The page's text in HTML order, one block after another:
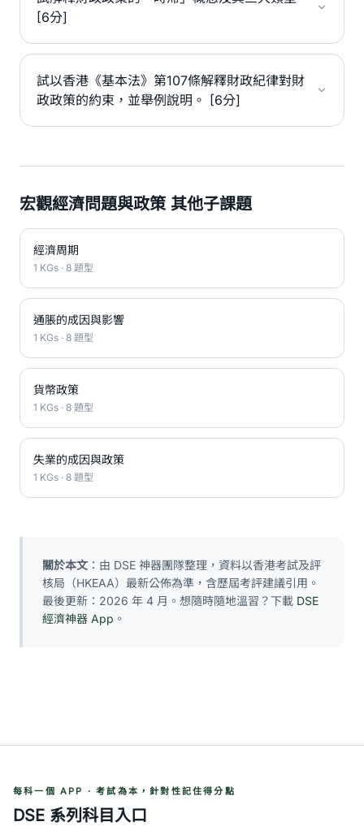
[6分]
試以香港《基本法》第107條解釋財政紀律對財
政政策的約束，並舉例說明。 [6分]
宏觀經濟問題與政策 其他子課題
經濟周期
1 KGs · 8 題型
通脹的成因與影響
1 KGs · 8 題型
貨幣政策
1 KGs · 8 題型
失業的成因與政策
1 KGs · 8 題型
關於本文 ：由 DSE 神器團隊整理，資料以香港考試及評
核局（HKEAA）最新公佈為準，含歷屆考評建議引用。
最後更新：2026 年 4 月。想隨時隨地溫習？下載 DSE
經濟神器 App 。
每科一個 APP · 考試為本，針對性記住得分點
DSE 系列科目入口